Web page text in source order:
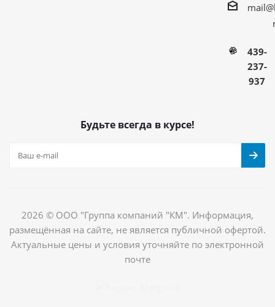
439-
237-
937
Будьте всегда в курсе!
2026 © ООО "Группа компаний "КМ". Информация,
размещённая на сайте, не является публичной офертой.
Актуальные цены и условия уточняйте по электронной
почте